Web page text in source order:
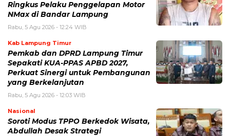
Ringkus Pelaku Penggelapan Motor
NMax di Bandar Lampung
Rabu, 5 Agu 2026 - 12:24 WIB
Kab Lampung Timur
Pemkab dan DPRD Lampung Timur
Sepakati KUA-PPAS APBD 2027,
Perkuat Sinergi untuk Pembangunan
yang Berkelanjutan
Rabu, 5 Agu 2026 - 12:03 WIB
Nasional
Soroti Modus TPPO Berkedok Wisata,
Abdullah Desak Strategi